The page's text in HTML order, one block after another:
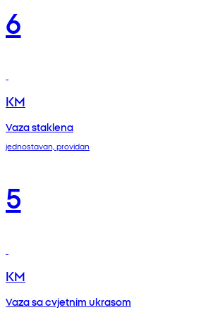
6
KM
Vaza staklena
jednostavan, providan
5
KM
Vaza sa cvjetnim ukrasom